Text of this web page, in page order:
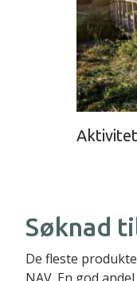
Søknad
De fleste